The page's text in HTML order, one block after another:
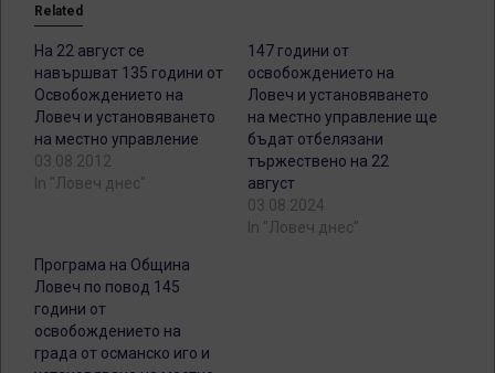
Related
На 22 август се
навършват 135 години от
Освобождението на
Ловеч и установяването
на местно управление
03.08.2012
In "Ловеч днес"
147 години от
освобождението на
Ловеч и установяването
на местно управление ще
бъдат отбелязани
тържествено на 22
август
03.08.2024
In "Ловеч днес"
Програма на Община
Ловеч по повод 145
години от
освобождението на
града от османско иго и